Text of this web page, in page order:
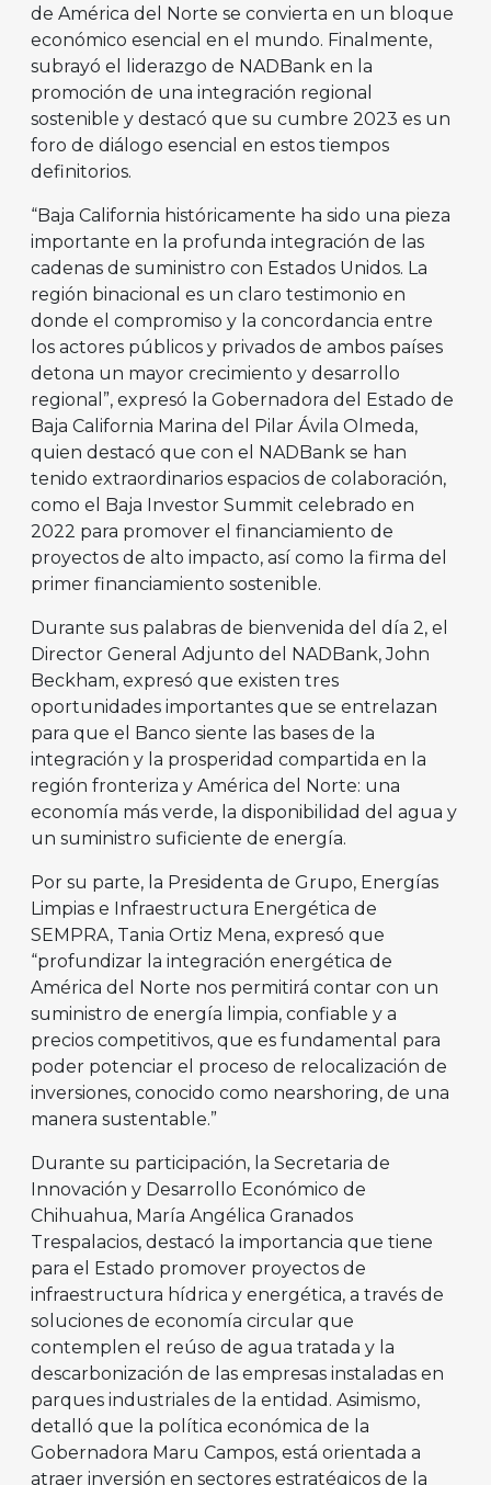
de América del Norte se convierta en un bloque
económico esencial en el mundo. Finalmente,
subrayó el liderazgo de NADBank en la
promoción de una integración regional
sostenible y destacó que su cumbre 2023 es un
foro de diálogo esencial en estos tiempos
definitorios.
“Baja California históricamente ha sido una pieza
importante en la profunda integración de las
cadenas de suministro con Estados Unidos. La
región binacional es un claro testimonio en
donde el compromiso y la concordancia entre
los actores públicos y privados de ambos países
detona un mayor crecimiento y desarrollo
regional”, expresó la Gobernadora del Estado de
Baja California Marina del Pilar Ávila Olmeda,
quien destacó que con el NADBank se han
tenido extraordinarios espacios de colaboración,
como el Baja Investor Summit celebrado en
2022 para promover el financiamiento de
proyectos de alto impacto, así como la firma del
primer financiamiento sostenible.
Durante sus palabras de bienvenida del día 2, el
Director General Adjunto del NADBank, John
Beckham, expresó que existen tres
oportunidades importantes que se entrelazan
para que el Banco siente las bases de la
integración y la prosperidad compartida en la
región fronteriza y América del Norte: una
economía más verde, la disponibilidad del agua y
un suministro suficiente de energía.
Por su parte, la Presidenta de Grupo, Energías
Limpias e Infraestructura Energética de
SEMPRA, Tania Ortiz Mena, expresó que
“profundizar la integración energética de
América del Norte nos permitirá contar con un
suministro de energía limpia, confiable y a
precios competitivos, que es fundamental para
poder potenciar el proceso de relocalización de
inversiones, conocido como nearshoring, de una
manera sustentable.”
Durante su participación, la Secretaria de
Innovación y Desarrollo Económico de
Chihuahua, María Angélica Granados
Trespalacios, destacó la importancia que tiene
para el Estado promover proyectos de
infraestructura hídrica y energética, a través de
soluciones de economía circular que
contemplen el reúso de agua tratada y la
descarbonización de las empresas instaladas en
parques industriales de la entidad. Asimismo,
detalló que la política económica de la
Gobernadora Maru Campos, está orientada a
atraer inversión en sectores estratégicos de la